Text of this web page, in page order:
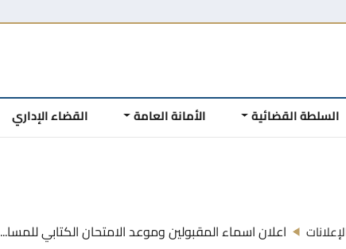
السلطة القضائية الأمانة العامة القضاء الإداري
اعلان اسماء المقبولين وموعد الامتحان الكتابي للمسا...